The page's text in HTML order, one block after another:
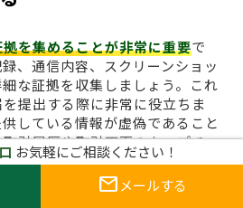
拠を集めることが非常に重要で
、通信内容、スクリーンショッ
な証拠を収集しましょう。これ
提出する際に非常に役立ちま
している情報が虚偽であること
引履歴や取引画面のキャプチャ
出しができないことや、サイト
た場合、その証拠は重要な役割
お気軽にご相談ください！
mail メールする